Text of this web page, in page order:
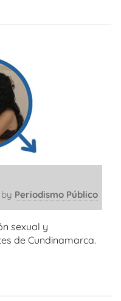
by Periodismo Público
sexual y
de Cundinamarca.